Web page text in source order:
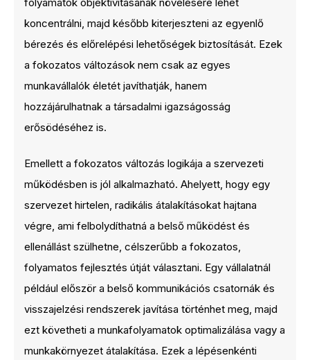
koncentrálni, majd később kiterjeszteni az egyenlő
bérezés és előrelépési lehetőségek biztosítását. Ezek
a fokozatos változások nem csak az egyes
munkavállalók életét javíthatják, hanem
hozzájárulhatnak a társadalmi igazságosság
erősödéséhez is.
Emellett a fokozatos változás logikája a szervezeti
működésben is jól alkalmazható. Ahelyett, hogy egy
szervezet hirtelen, radikális átalakításokat hajtana
végre, ami felbolydíthatná a belső működést és
ellenállást szülhetne, célszerűbb a fokozatos,
folyamatos fejlesztés útját választani. Egy vállalatnál
például először a belső kommunikációs csatornák és
visszajelzési rendszerek javítása történhet meg, majd
ezt követheti a munkafolyamatok optimalizálása vagy a
munkakörnyezet átalakítása. Ezek a lépésenkénti